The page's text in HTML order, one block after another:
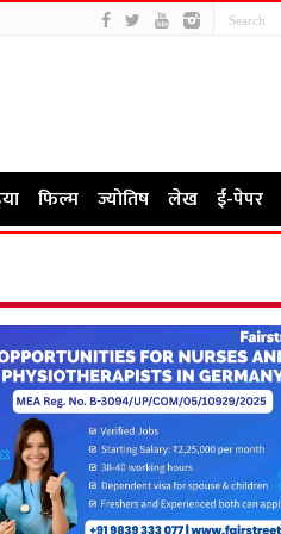
फिल्म ज्योतिष लेख ई-पेपर